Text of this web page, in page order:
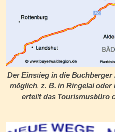
Der Einstieg in die Buchberger
möglich, z. B. in Ringelai oder
erteilt das Tourismusbüro